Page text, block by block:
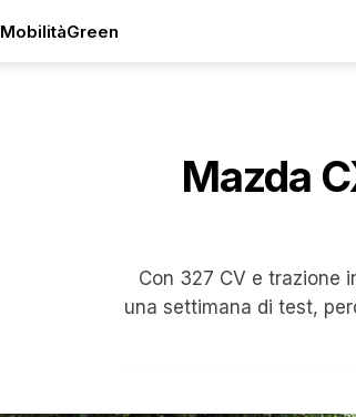
MobilitàGreen
Mazda
Con 327 CV e trazione
una settimana di test,